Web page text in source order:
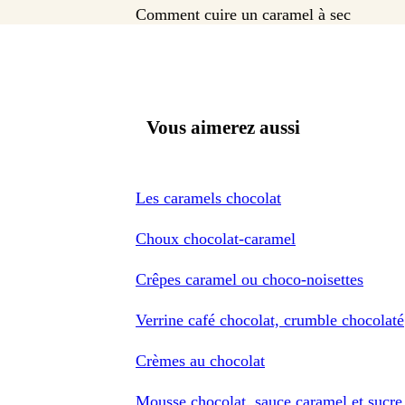
Comment cuire un caramel à sec
Vous aimerez aussi
Les caramels chocolat
Choux chocolat-caramel
Crêpes caramel ou choco-noisettes
Verrine café chocolat, crumble chocolaté
Crèmes au chocolat
Mousse chocolat, sauce caramel et